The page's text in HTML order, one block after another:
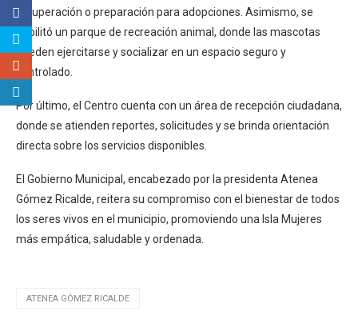
recuperación o preparación para adopciones. Asimismo, se
habilitó un parque de recreación animal, donde las mascotas
pueden ejercitarse y socializar en un espacio seguro y
controlado.
Por último, el Centro cuenta con un área de recepción ciudadana,
donde se atienden reportes, solicitudes y se brinda orientación
directa sobre los servicios disponibles.
El Gobierno Municipal, encabezado por la presidenta Atenea
Gómez Ricalde, reitera su compromiso con el bienestar de todos
los seres vivos en el municipio, promoviendo una Isla Mujeres
más empática, saludable y ordenada.
ATENEA GÓMEZ RICALDE